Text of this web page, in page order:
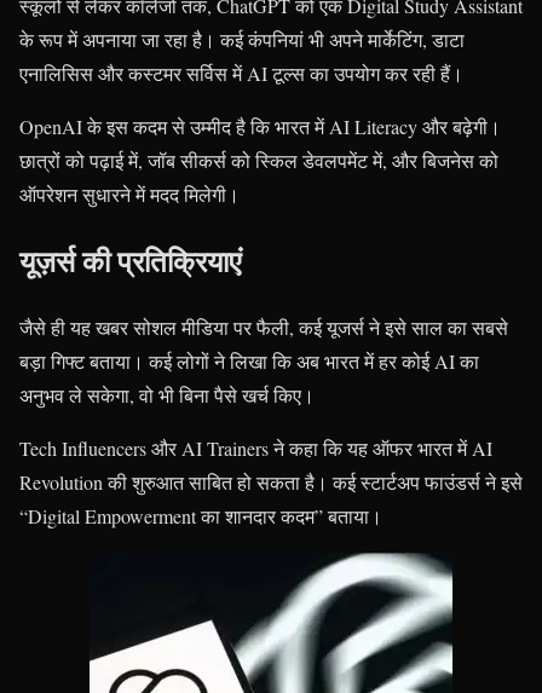
स्कूलों से लेकर कॉलेजों तक, ChatGPT को एक Digital Study Assistant
के रूप में अपनाया जा रहा है। कई कंपनियां भी अपने मार्केटिंग, डाटा
एनालिसिस और कस्टमर सर्विस में AI टूल्स का उपयोग कर रही हैं।
OpenAI के इस कदम से उम्मीद है कि भारत में AI Literacy और बढ़ेगी।
छात्रों को पढ़ाई में, जॉब सीकर्स को स्किल डेवलपमेंट में, और बिजनेस को
ऑपरेशन सुधारने में मदद मिलेगी।
यूज़र्स की प्रतिक्रियाएं
जैसे ही यह खबर सोशल मीडिया पर फैली, कई यूजर्स ने इसे साल का सबसे
बड़ा गिफ्ट बताया। कई लोगों ने लिखा कि अब भारत में हर कोई AI का
अनुभव ले सकेगा, वो भी बिना पैसे खर्च किए।
Tech Influencers और AI Trainers ने कहा कि यह ऑफर भारत में AI
Revolution की शुरुआत साबित हो सकता है। कई स्टार्टअप फाउंडर्स ने इसे
“Digital Empowerment का शानदार कदम” बताया।